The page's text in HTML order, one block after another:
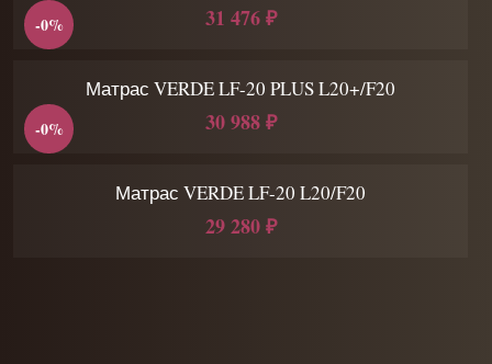
31 476 ₽
-0%
Матрас VERDE LF-20 PLUS L20+/F20
30 988 ₽
-0%
Матрас VERDE LF-20 L20/F20
29 280 ₽